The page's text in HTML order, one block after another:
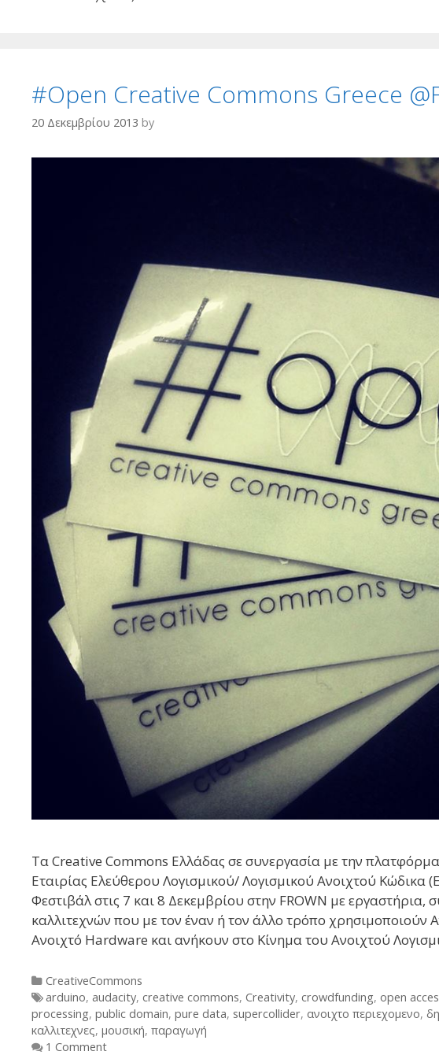
#Open Creative Commons Greece
20 Δεκεμβρίου 2013 by
Τα Creative Commons Ελλάδας σε συνεργασία με την
Eταιρίας Ελεύθερου Λογισμικού/ Λογισμικού Ανοιχτού
Φεστιβάλ στις 7 και 8 Δεκεμβρίου στην FROWN με εργαστήρια,
καλλιτεχνών που με τον έναν ή τον άλλο τρόπο χρησιμοποιούν
Ανοιχτό Hardware και ανήκουν στο Κίνημα του Ανοιχτού
Categories
CreativeCommons
Tags
arduino, audacity, creative commons, Creativity, crowdfunding, open
processing, public domain, pure data, supercollider, ανοιχτο περιεχομενο,
καλλιτεχνες, μουσική, παραγωγή
1 Comment